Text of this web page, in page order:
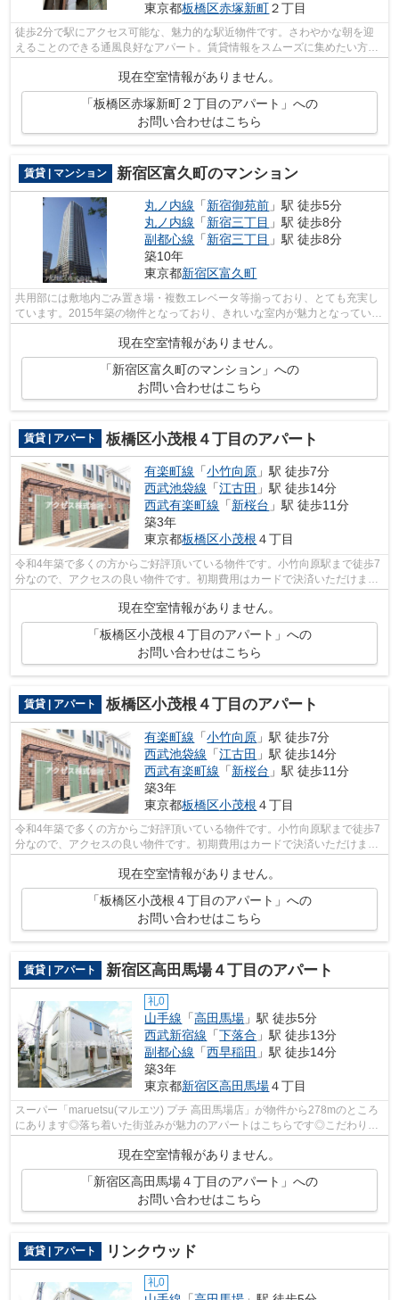
東京都板橋区赤塚新町２丁目
徒歩2分で駅にアクセス可能な、魅力的な駅近物件です。さわやかな朝を迎
えることのできる通風良好なアパート。賃貸情報をスムーズに集めたい方
現在空室情報がありません。
「板橋区赤塚新町２丁目のアパート」への
お問い合わせはこちら
賃貸 | マンション 新宿区富久町のマンション
丸ノ内線 「新宿御苑前 」駅 徒歩5分
丸ノ内線 「新宿三丁目 」駅 徒歩8分
副都心線 「新宿三丁目 」駅 徒歩8分
築10年
東京都新宿区富久町
共用部には敷地内ごみ置き場・複数エレベータ等揃っており、とても充実し
ています。2015年築の物件となっており、きれいな室内が魅力となっていま
す。プライバシーが確保しやすく開放...
現在空室情報がありません。
「新宿区富久町のマンション」への
お問い合わせはこちら
賃貸 | アパート 板橋区小茂根４丁目のアパート
有楽町線 「小竹向原 」駅 徒歩7分
西武池袋線 「江古田 」駅 徒歩14分
西武有楽町線 「新桜台 」駅 徒歩11分
築3年
東京都板橋区小茂根 ４丁目
令和4年築で多くの方からご好評頂いている物件です。小竹向原駅まで徒歩7
分なので、アクセスの良い物件です。初期費用はカードで決済いただけま
す。いつでも快適空間を味わえる通風良...
現在空室情報がありません。
「板橋区小茂根４丁目のアパート」への
お問い合わせはこちら
賃貸 | アパート 板橋区小茂根４丁目のアパート
有楽町線 「小竹向原 」駅 徒歩7分
西武池袋線 「江古田 」駅 徒歩14分
西武有楽町線 「新桜台 」駅 徒歩11分
築3年
東京都板橋区小茂根 ４丁目
令和4年築で多くの方からご好評頂いている物件です。小竹向原駅まで徒歩7
分なので、アクセスの良い物件です。初期費用はカードで決済いただけま
現在空室情報がありません。
「板橋区小茂根４丁目のアパート」への
お問い合わせはこちら
賃貸 | アパート 新宿区高田馬場４丁目のアパート
礼0
山手線 「高田馬場 」駅 徒歩5分
西武新宿線 「下落合 」駅 徒歩13分
副都心線 「西早稲田 」駅 徒歩14分
築3年
東京都新宿区高田馬場４丁目
スーパー「maruetsu(マルエツ) プチ 高田馬場店」が物件から278mのところ
にあります◎落ち着いた街並みが魅力のアパートはこちらです◎こだわり条
件、通風良好のシンプルな作りの物件で...
現在空室情報がありません。
「新宿区高田馬場４丁目のアパート」への
お問い合わせはこちら
賃貸 | アパート リンクウッド
礼0